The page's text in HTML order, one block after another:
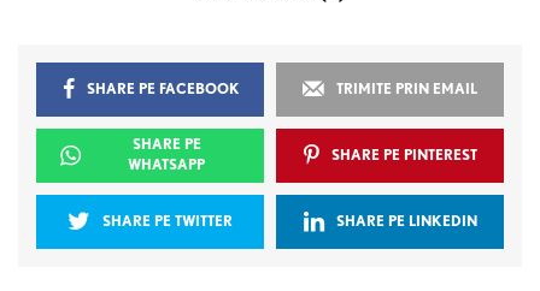
SHARE PE FACEBOOK TRIMITE PRIN EMAIL
SHARE PE
WHATSAPP
SHARE PE PINTEREST
SHARE PE TWITTER SHARE PE LINKEDIN